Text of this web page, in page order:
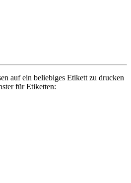
auf ein beliebiges Etikett zu drucken
für Etiketten: